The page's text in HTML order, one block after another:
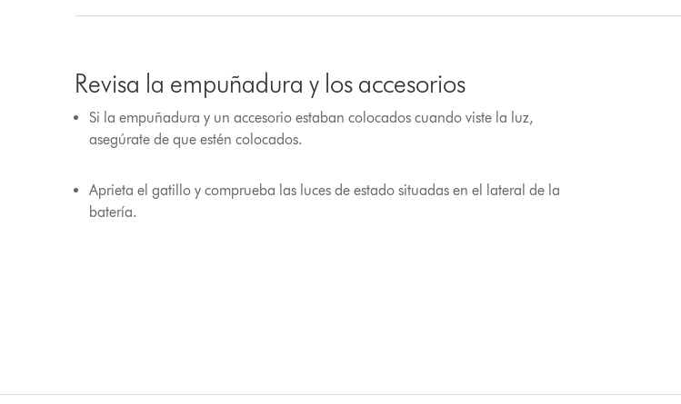
Revisa la empuñadura y los accesorios
Si la empuñadura y un accesorio estaban colocados cuando viste la luz,
asegúrate de que estén colocados.
Aprieta el gatillo y comprueba las luces de estado situadas en el lateral de la
batería.